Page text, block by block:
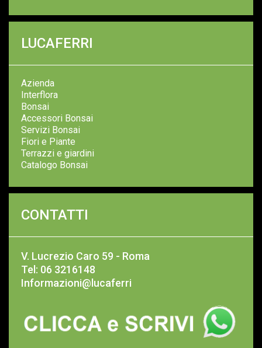
LUCAFERRI
Azienda
Interflora
Bonsai
Accessori Bonsai
Servizi Bonsai
Fiori e Piante
Terrazzi e giardini
Catalogo Bonsai
CONTATTI
V. Lucrezio Caro 59 - Roma
Tel: 06 3216148
Informazioni@lucaferri